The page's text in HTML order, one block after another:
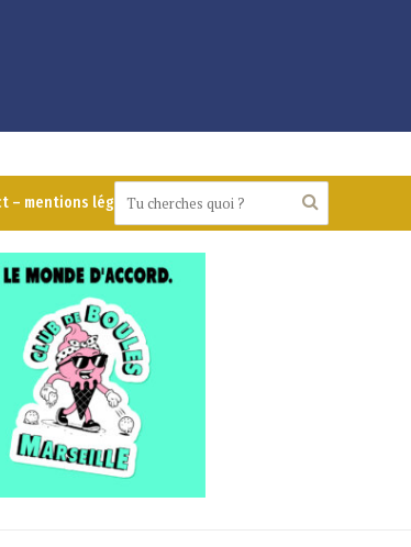
– mentions légales